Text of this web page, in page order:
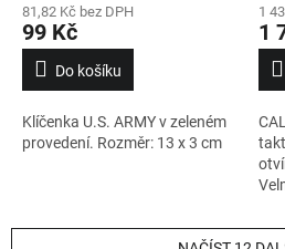
81,82 Kč bez DPH
99 Kč
Do košíku
Klíčenka U.S. ARMY v zeleném
provedení. Rozměr: 13 x 3 cm
1
1
z